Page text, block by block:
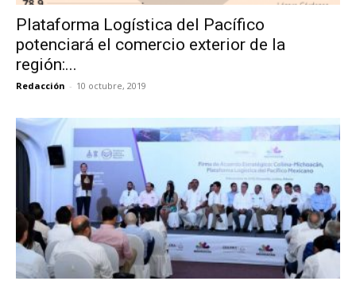
Plataforma Logística del Pacífico
potenciará el comercio exterior de la
región:...
Redacción - 10 octubre, 2019